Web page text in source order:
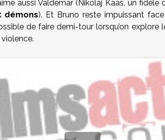
aussi Valdemar (Nikolaj Kaas, un fidèle
démons). Et Bruno reste impuissant
de faire demi-tour lorsqu’on
violence.